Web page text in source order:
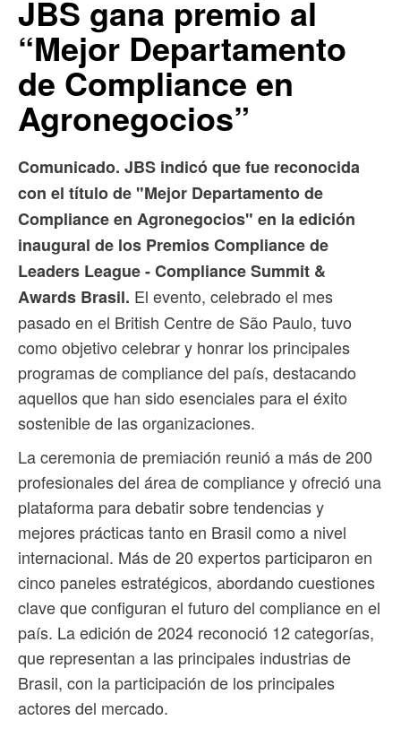
JBS gana premio al
“Mejor Departamento
de Compliance en
Agronegocios”
Comunicado. JBS indicó que fue reconocida
con el título de "Mejor Departamento de
Compliance en Agronegocios" en la edición
inaugural de los Premios Compliance de
Leaders League - Compliance Summit &
Awards Brasil. El evento, celebrado el mes
pasado en el British Centre de São Paulo, tuvo
como objetivo celebrar y honrar los principales
programas de compliance del país, destacando
aquellos que han sido esenciales para el éxito
sostenible de las organizaciones.
La ceremonia de premiación reunió a más de 200
profesionales del área de compliance y ofreció una
plataforma para debatir sobre tendencias y
mejores prácticas tanto en Brasil como a nivel
internacional. Más de 20 expertos participaron en
cinco paneles estratégicos, abordando cuestiones
clave que configuran el futuro del compliance en el
país. La edición de 2024 reconoció 12 categorías,
que representan a las principales industrias de
Brasil, con la participación de los principales
actores del mercado.